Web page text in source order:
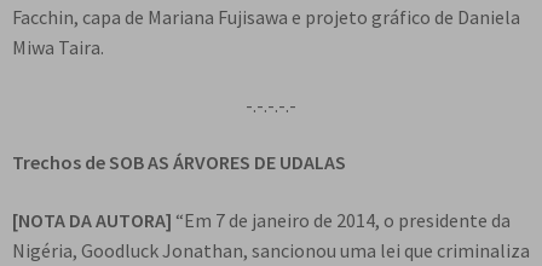
Facchin, capa de Mariana Fujisawa e projeto gráfico de Daniela
Miwa Taira.
-.-.-.-.-
Trechos de SOB AS ÁRVORES DE UDALAS
[NOTA DA AUTORA] “Em 7 de janeiro de 2014, o presidente da
Nigéria, Goodluck Jonathan, sancionou uma lei que criminaliza